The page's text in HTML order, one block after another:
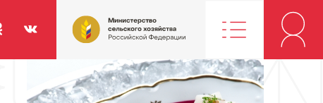
Министерство
сельского
хозяйства
Федерации
Вконтакте